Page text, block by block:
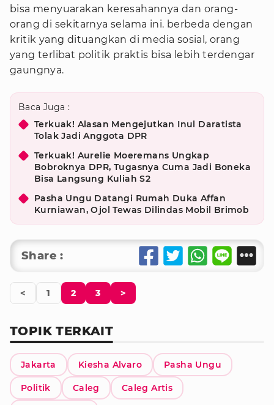
bisa menyuarakan keresahannya dan orang-
orang di sekitarnya selama ini. berbeda dengan
kritik yang dituangkan di media sosial, orang
yang terlibat politik praktis bisa lebih terdengar
gaungnya.
Baca Juga :
Terkuak! Alasan Mengejutkan Inul Daratista
Tolak Jadi Anggota DPR
Terkuak! Aurelie Moeremans Ungkap
Bobroknya DPR, Tugasnya Cuma Jadi Boneka
Bisa Langsung Kuliah S2
Pasha Ungu Datangi Rumah Duka Affan
Kurniawan, Ojol Tewas Dilindas Mobil Brimob
Share :
< 1 2 3 >
TOPIK TERKAIT
Jakarta Kiesha Alvaro Pasha Ungu
Politik Caleg Caleg Artis